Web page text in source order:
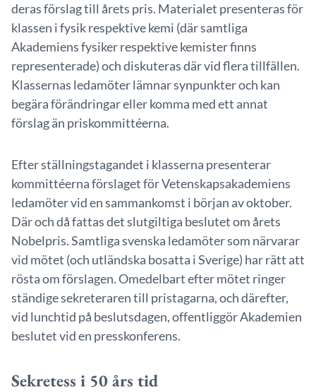
deras förslag till årets pris. Materialet presenteras för
klassen i fysik respektive kemi (där samtliga
Akademiens fysiker respektive kemister finns
representerade) och diskuteras där vid flera tillfällen.
Klassernas ledamöter lämnar synpunkter och kan
begära förändringar eller komma med ett annat
förslag än priskommittéerna.
Efter ställningstagandet i klasserna presenterar
kommittéerna förslaget för Vetenskapsakademiens
ledamöter vid en sammankomst i början av oktober.
Där och då fattas det slutgiltiga beslutet om årets
Nobelpris. Samtliga svenska ledamöter som närvarar
vid mötet (och utländska bosatta i Sverige) har rätt att
rösta om förslagen. Omedelbart efter mötet ringer
ständige sekreteraren till pristagarna, och därefter,
vid lunchtid på beslutsdagen, offentliggör Akademien
beslutet vid en presskonferens.
Sekretess i 50 års tid